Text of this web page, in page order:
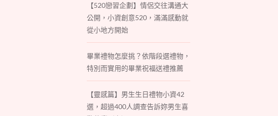
【520戀習企劃】情侶交往溝通大
公開，小資創意520，滿滿感動就
從小地方開始
畢業禮物怎麼挑？依階段選禮物，
特別而實用的畢業祝福送禮推薦
【靈感篇】男生生日禮物小資42
選，超過400人調查告訴妳男生喜